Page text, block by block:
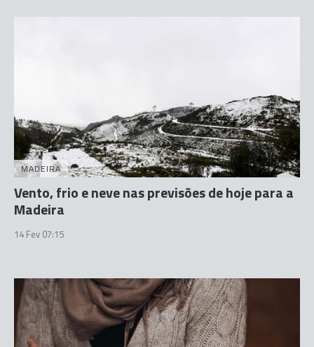
MADEIRA
Vento, frio e neve nas previsões de hoje para a
Madeira
14 Fev 07:15